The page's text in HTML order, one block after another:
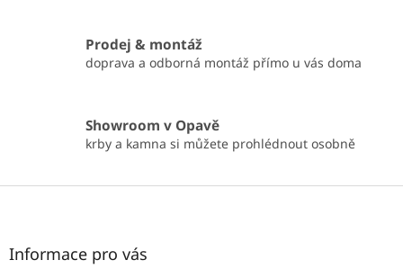
p
i
s
Prodej & montáž
doprava a odborná montáž přímo u vás doma
Showroom v Opavě
krby a kamna si můžete prohlédnout osobně
Z
Informace pro vás